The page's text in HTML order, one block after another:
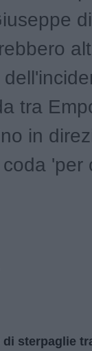
tra
in
'per
di sterpaglie